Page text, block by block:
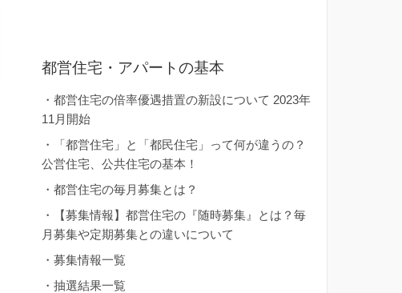
都営住宅・アパートの基本
・都営住宅の倍率優遇措置の新設について 2023年
11月開始
・
「都営住宅」と「都民住宅」って何が違うの？
公営住宅、公共住宅の基本！
・都営住宅の毎月募集とは？
・
【募集情報】都営住宅の『随時募集』とは？毎
月募集や定期募集との違いについて
・募集情報一覧
・抽選結果一覧